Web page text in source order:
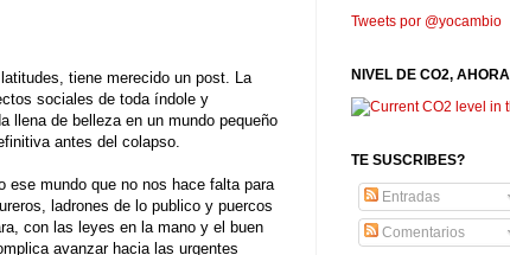
tiene merecido un post. La
sociales de toda índole y
llena de belleza en un mundo pequeño
antes del colapso.
mundo que no nos hace falta para
ladrones de lo publico y puercos
con las leyes en la mano y el buen
avanzar hacia las urgentes
Tweets por @yocambio
NIVEL DE CO2,
TE SUSCRIBES?
Entradas
Comentarios